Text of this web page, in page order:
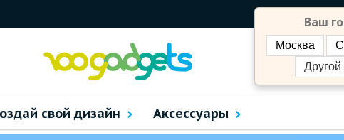
Ваш
Москва
Другой
свой дизайн Аксессуары